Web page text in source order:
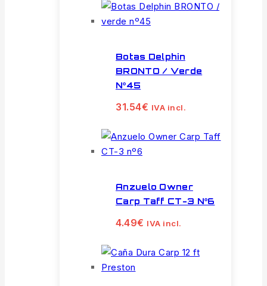
Botas Delphin
BRONTO / Verde
Nº45
31.54€ IVA incl.
Anzuelo Owner
Carp Taff CT-3 Nº6
4.49€ IVA incl.